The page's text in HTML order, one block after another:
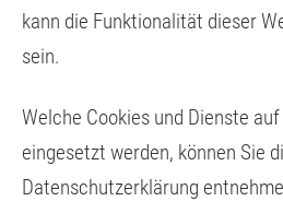
kann die Funktionalität dieser
sein.
Welche Cookies und Dienste
eingesetzt werden, können Sie
Datenschutzerklärung